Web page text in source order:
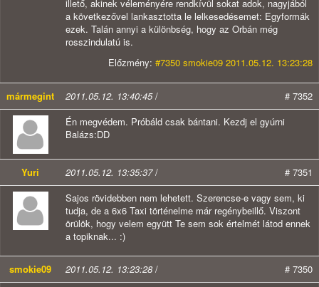
illető, akinek véleményére rendkívül sokat adok, nagyjából
a következővel lankasztotta le lelkesedésemet: Egyformák
ezek. Talán annyi a különbség, hogy az Orbán még
rosszindulatú is.
Előzmény: #7350 smokie09 2011.05.12. 13:23:28
mármegint 2011.05.12. 13:40:45/
# 7352
Én megvédem. Próbáld csak bántani. Kezdj el gyúrni
Balázs:DD
Yuri 2011.05.12. 13:35:37/
# 7351
Sajos rövidebben nem lehetett. Szerencse-e vagy sem, ki
tudja, de a 6x6 Taxi történelme már regénybeillő. Viszont
örülök, hogy velem együtt Te sem sok értelmét látod ennek
a topiknak... :)
smokie09 2011.05.12. 13:23:28 /
# 7350